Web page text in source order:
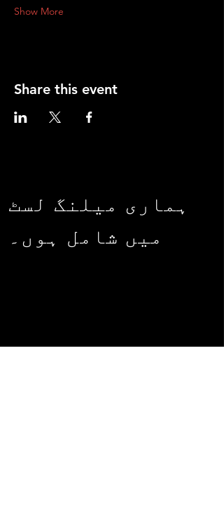
Show More
Share this event
ہماری میلنگ لسٹ
میں شامل ہوں۔